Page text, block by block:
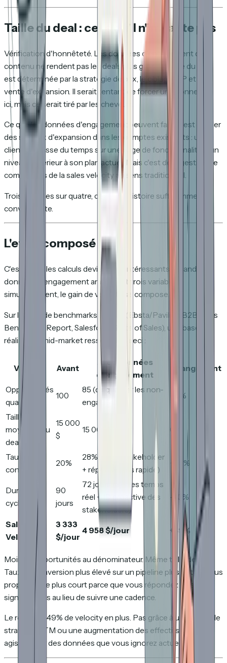
Taille du deal : celle qu'il n'impacte pas
Vérification d'honnêteté. Les données d'engagement de
contenu ne rendent pas les deals plus gros. La taille du deal
est déterminée par la stratégie de prix, le ciblage ICP et la
vente d'expansion. Il serait tentant de forcer une connexion
ici, mais ce serait tiré par les cheveux.
Ce que les données d'engagement peuvent faire, c'est révéler
des signaux d'expansion dans les comptes existants : un
client qui passe du temps sur une page de fonctionnalité d'un
niveau supérieur à son plan actuel. Mais c'est de la gestion de
compte, pas de la sales velocity au sens traditionnel.
Trois variables sur quatre, c'est une histoire suffisamment
convaincante.
L'effet composé
C'est là que les calculs deviennent intéressants. Quand les
données d'engagement améliorent trois variables
simultanément, le gain de velocity se compose.
Sur la base de benchmarks publiés (Ebsta/Pavilion B2B Sales
Benchmark Report, Salesforce State of Sales), une base
réaliste de mid-market ressemble à ceci :
Variable Avant
Avec données
d'engagement
Changement
Opportunités
qualifiées
100
85 (disqualifier les non-
engagées)
-15%
Taille
moyenne du
deal
15 000
$
15 000 $ 0%
Taux de
conversion
20%
28% (multi-stakeholder
+ réponse plus rapide)
+40%
Durée du
cycle
90
jours
72 jours (alertes temps
réel + ID proactive des
stakeholders)
-20%
Sales
Velocity
3 333
$/jour
4 958 $/jour +49%
Moins d'opportunités au dénominateur. Même taille de deal.
Taux de conversion plus élevé sur un pipeline plus petit et plus
propre. Cycle plus court parce que vous répondez à des
signaux réels au lieu de suivre une cadence.
Le résultat : 49% de velocity en plus. Pas grâce à une nouvelle
stratégie GTM ou une augmentation des effectifs. En
agissant sur des données que vous ignorez actuellement.